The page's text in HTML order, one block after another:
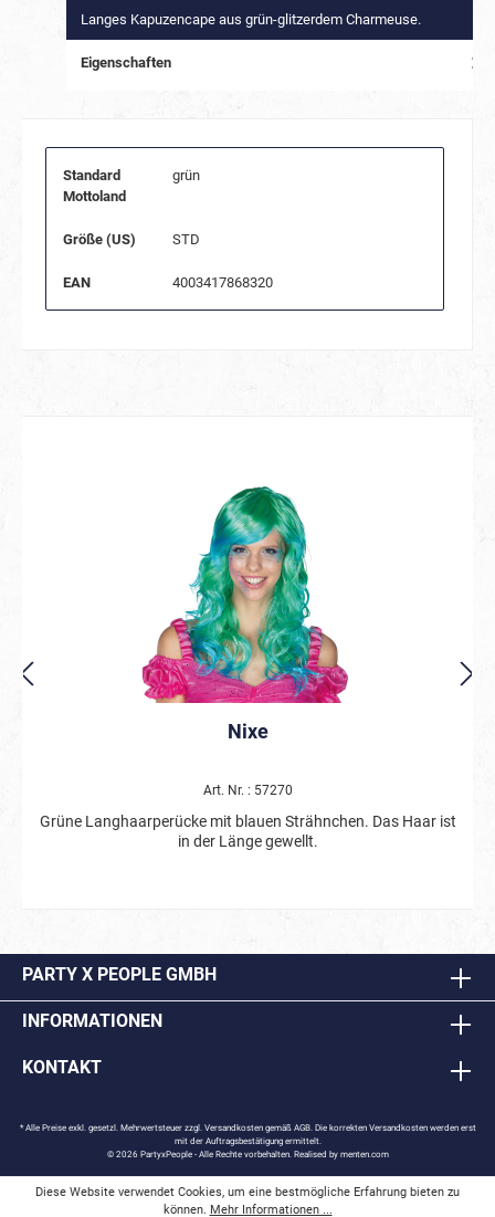
Langes Kapuzencape aus grün-glitzerdem Charmeuse.
Eigenschaften
Standard
Mottoland
grün
Größe (US) STD
EAN 4003417868320
Nixe
Art. Nr. : 57270
Grüne Langhaarperücke mit blauen Strähnchen. Das Haar ist
in der Länge gewellt.
PARTY X PEOPLE GMBH
INFORMATIONEN
KONTAKT
* Alle Preise exkl. gesetzl. Mehrwertsteuer zzgl. Versandkostengemäß AGB. Die korrekten Versandkosten werden erst
mit der Auftragsbestätigung ermittelt.
© 2026 PartyxPeople - Alle Rechte vorbehalten. Realised by menten.com
Diese Website verwendet Cookies, um eine bestmögliche Erfahrung bieten zu
können. Mehr Informationen ...